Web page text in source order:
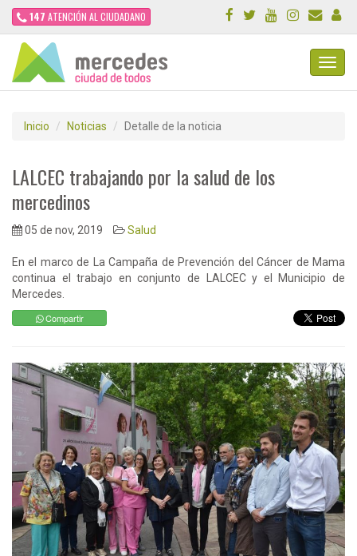
147 ATENCIÓN AL CIUDADANO
Inicio Noticias Detalle de la noticia
LALCEC trabajando por la salud de los
mercedinos
05 de nov, 2019 Salud
En el marco de La Campaña de Prevención del Cáncer de Mama
continua el trabajo en conjunto de LALCEC y el Municipio de
Mercedes.
Compartir